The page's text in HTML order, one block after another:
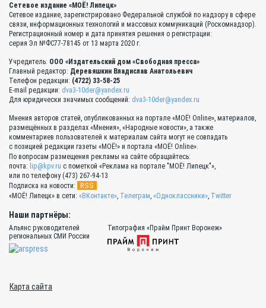
Сетевое издание «МОЁ! Липецк»
Сетевое издание, зарегистрировано Федеральной службой по надзору в сфере
связи, информационных технологий и массовых коммуникаций (Роскомнадзор).
Регистрационный номер и дата принятия решения о регистрации:
серия Эл №ФС77-78145 от 13 марта 2020 г.
Учредитель: ООО «Издательский дом «Свободная пресса»
Главный редактор: Деревяшкин Владислав Анатольевич
Телефон редакции: (4722) 33-58-25
E-mail редакции: dva3-10der@yandex.ru
Для юридически значимых сообщений: dva3-10der@yandex.ru
Мнения авторов статей, опубликованных на портале «МОЁ! Online», материалов,
размещённых в разделах «Мнения», «Народные новости», а также
комментариев пользователей к материалам сайта могут не совпадать
с позицией редакции газеты «МОЁ!» и портала «МОЁ! Online».
По вопросам размещения рекламы на сайте обращайтесь:
почта: lip@kpv.ru с пометкой «Реклама на портале "МОЁ! Липецк"»,
или по телефону (473) 267-94-13
Подписка на новости:
RSS
«МОЁ! Липецк» в сети: «ВКонтакте» Телеграм «Одноклассники» Twitter
Наши партнёры:
Альянс руководителей
региональных СМИ России
Типография «Прайм Принт Воронеж»
Карта сайта